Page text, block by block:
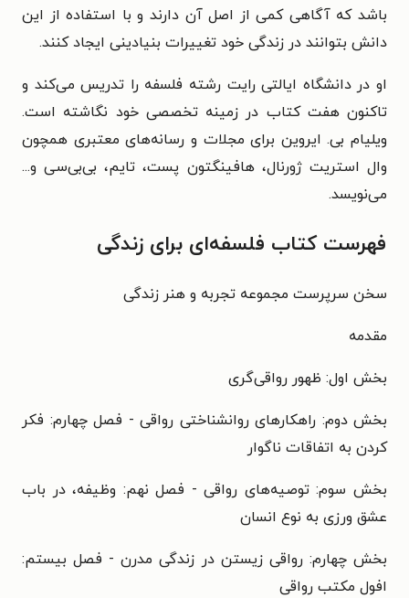
باشد که آگاهی کمی از اصل آن دارند و با استفاده از این
دانش بتوانند در زندگی خود تغییرات بنیادینی ایجاد کنند.
او در دانشگاه ایالتی رایت رشته فلسفه را تدریس می‌کند و
تاکنون هفت کتاب در زمینه تخصصی خود نگاشته است.
ویلیام بی. ایروین برای مجلات و رسانه‌های معتبری همچون
وال استریت ژورنال، هافینگتون پست، تایم، بی‌بی‌سی و...
می‌نویسد.
فهرست کتاب فلسفه‌ای برای زندگی
سخن سرپرست مجموعه تجربه و هنر زندگی
مقدمه
بخش اول: ظهور رواقی‌گری
بخش دوم: راهکارهای روانشناختی رواقی - فصل چهارم: فکر
کردن به اتفاقات ناگوار
بخش سوم: توصیه‌های رواقی - فصل نهم: وظیفه، در باب
عشق ورزی به نوع انسان
بخش چهارم: رواقی زیستن در زندگی مدرن - فصل بیستم:
افول مکتب رواقی